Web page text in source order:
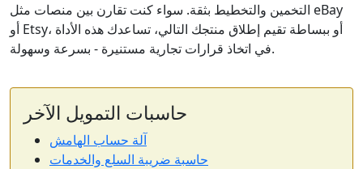
التخمين والتخطيط بثقة. سواء كنت تقارن بين منصات مثل eBay
أو Etsy، أو ببساطة تقيم إطلاق منتجك التالي، تساعدك هذه الأداة
في اتخاذ قرارات تجارية مستنيرة - بسرعة وسهولة.
حاسبات التمويل الآخر
آلة حساب الهامش
حاسبة ضريبة السلع والخدمات